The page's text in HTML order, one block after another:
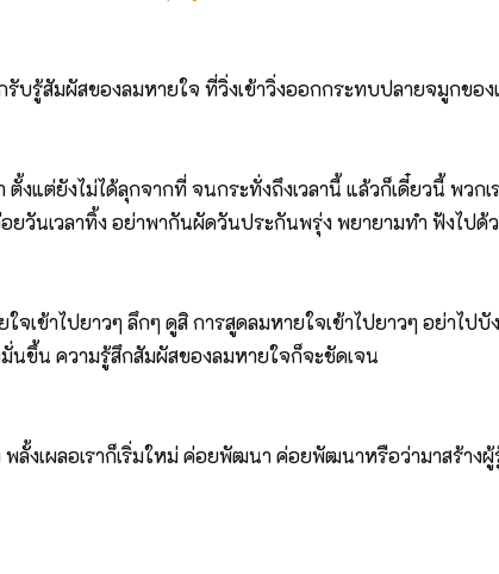
รู้สัมผัสของลมหายใจ ที่วิ่งเข้าวิ่งออกกระทบปลายจมูกของ
แต่ยังไม่ได้ลุกจากที่ จนกระทั่งถึงเวลานี้ แล้วก็เดี๋ยวนี้ พวก
ยวันเวลาทิ้ง อย่าพากันผัดวันประกันพรุ่ง พยายามทำ ฟังไป
จเข้าไปยาวๆ ลึกๆ ดูสิ การสูดลมหายใจเข้าไปยาวๆ อย่าไ
นขึ้น ความรู้สึกสัมผัสของลมหายใจก็จะชัดเจน
ลั้งเผลอเราก็เริ่มใหม่ ค่อยพัฒนา ค่อยพัฒนาหรือว่ามาสร้าง